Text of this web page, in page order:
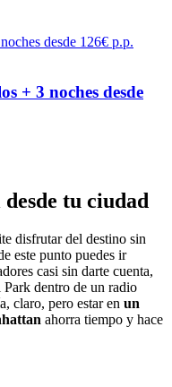
+ 3 noches desde
tu ciudad
disfrutar del destino sin
este punto puedes ir
casi sin darte cuenta,
dentro de un radio
claro, pero estar en un
ahorra tiempo y hace